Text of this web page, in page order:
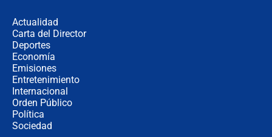
Actualidad
Carta del Director
Deportes
Economía
Emisiones
Entretenimiento
Internacional
Orden Público
Política
Sociedad